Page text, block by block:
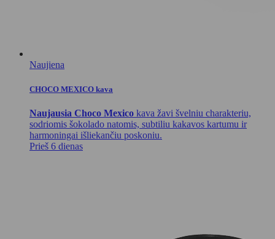
Naujiena
CHOCO MEXICO kava
Naujausia Choco Mexico kava žavi švelniu charakteriu,
sodriomis šokolado natomis, subtiliu kakavos kartumu ir
harmoningai išliekančiu poskoniu.
Prieš 6 dienas